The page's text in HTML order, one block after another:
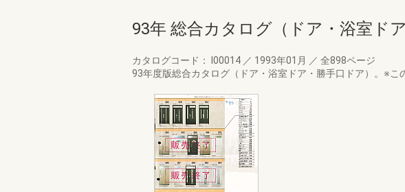
93年 総合カタログ（ドア・浴室ド
カタログコード： I00014 ／ 1993年01月 ／ 全898ページ
93年度版総合カタログ（ドア・浴室ドア・勝手口ドア）。※こ